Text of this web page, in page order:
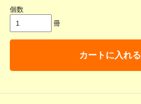
個数
冊
カートに入れる